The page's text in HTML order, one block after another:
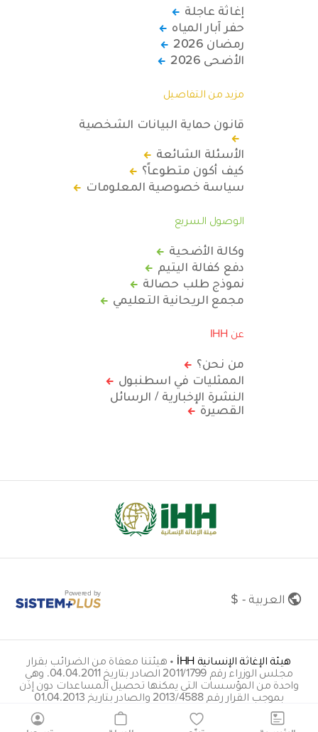
إغاثة عاجلة
حفر آبار المياه
رمضان 2026
الأضحى 2026
مزيد من التفاصيل
قانون حماية البيانات الشخصية
الأسئلة الشائعة
كيف أكون متطوعاً؟
سياسة خصوصية المعلومات
الوصول السريع
وكالة الأضحية
دفع كفالة اليتيم
نموذج طلب حصالة
مجمع الريحانية التعليمي
عن IHH
من نحن؟
الممثليات في اسطنبول
النشرة الإخبارية / الرسائل
القصيرة
العربية - $ Powered by
هيئة الإغاثة الإنسانية İHH • هيئتنا معفاة من الضرائب بقرار
مجلس الوزراء رقم 2011/1799 الصادر بتاريخ 04.04.2011. وهي
واحدة من المؤسسات التي يمكنها تحصيل المساعدات دون إذن
بموجب القرار رقم 2013/4588 والصادر بتاريخ 01.04.2013
insani@hs01.kep.tr